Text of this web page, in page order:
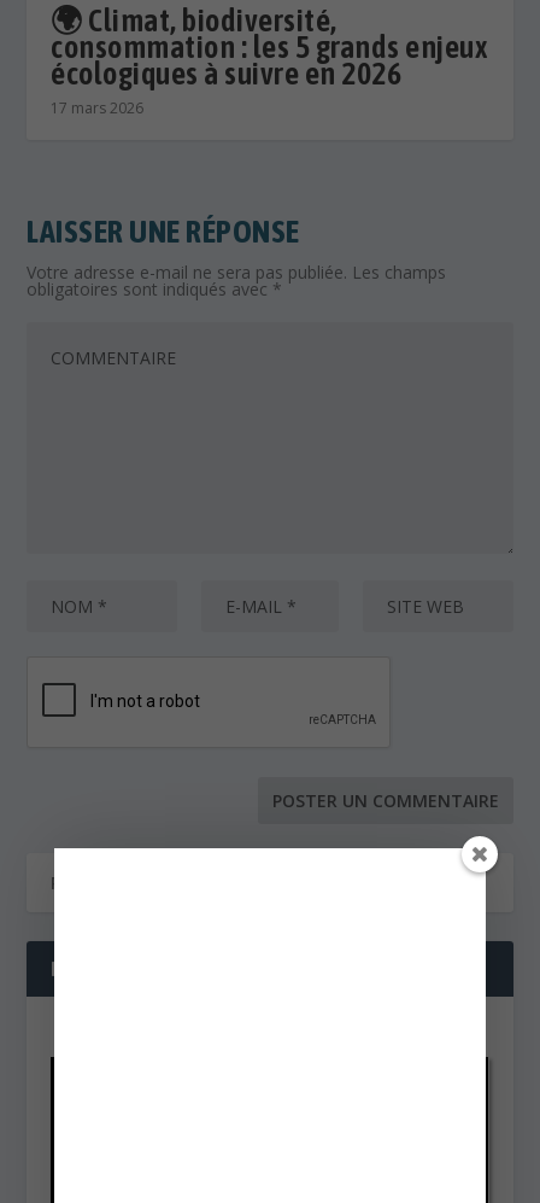
🌍 Climat, biodiversité,
consommation : les 5 grands enjeux
écologiques à suivre en 2026
17 mars 2026
LAISSER UNE RÉPONSE
Votre adresse e-mail ne sera pas publiée. Les champs
obligatoires sont indiqués avec *
NOS DERNIÈRES VIDÉOS